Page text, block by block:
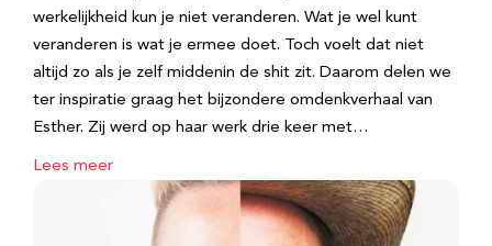
werkelijkheid kun je niet veranderen. Wat je wel kunt
veranderen is wat je ermee doet. Toch voelt dat niet
altijd zo als je zelf middenin de shit zit. Daarom delen we
ter inspiratie graag het bijzondere omdenkverhaal van
Esther. Zij werd op haar werk drie keer met…
Lees meer